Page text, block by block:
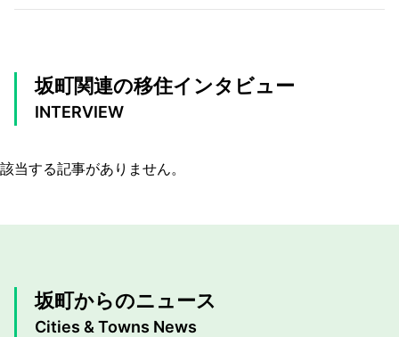
坂町関連の移住インタビュー
INTERVIEW
該当する記事がありません。
坂町からのニュース
Cities & Towns News